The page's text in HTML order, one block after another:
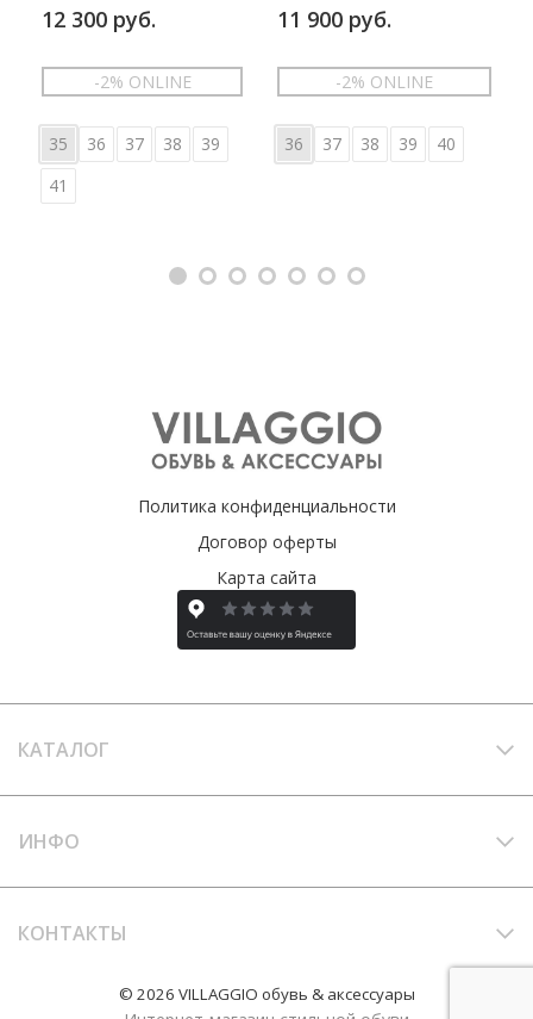
12 300 руб.
-2% ONLINE
35 36 37 38
39
41
11 900 руб.
-2% ONLINE
36 37 38 39 40
Политика конфиденциальности
Договор оферты
Карта сайта
КАТАЛОГ
ИНФО
КОНТАКТЫ
© 2026 VILLAGGIO обувь & аксессуары